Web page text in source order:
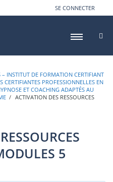
SE CONNECTER
INSTITUT DE FORMATION CERTIFIANT
PROFESSIONNELLES EN
ET COACHING ADAPTÉS AU
ACTIVATION DES RESSOURCES
5